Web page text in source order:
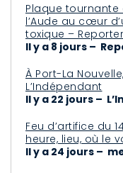
Plaque tournante
l’Aude au cœur
toxique –
Il y a 8 jours –
À Port-La
L’Indépendant
Il y a 22 jours –
Feu d’artifice du
heure, lieu, où le
Il y a 24 jours –